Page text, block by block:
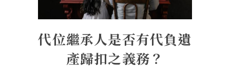
代位繼承人是否有代負遺
產歸扣之義務？